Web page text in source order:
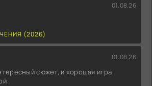
01.08.26
(2026)
01.08.26
сюжет, и хорошая игра
.